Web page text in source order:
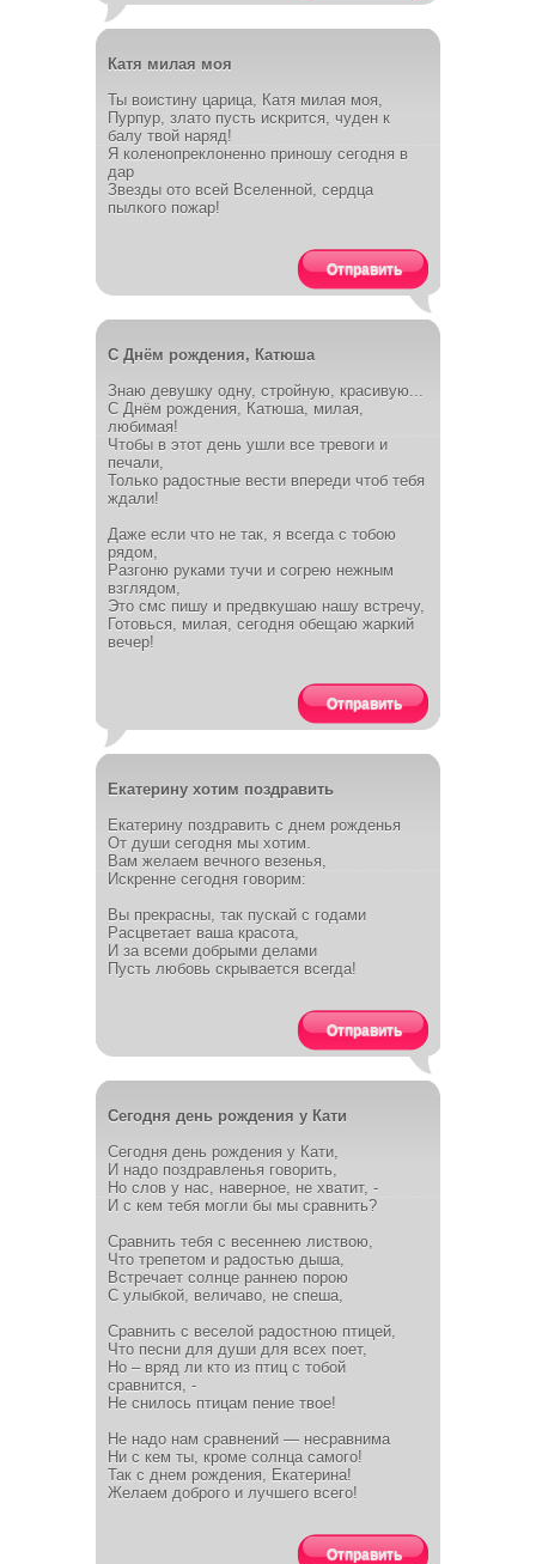
Катя милая моя
Ты воистину царица, Катя милая моя,
Пурпур, злато пусть искрится, чуден к
балу твой наряд!
Я коленопреклоненно приношу сегодня в
дар
Звезды ото всей Вселенной, сердца
пылкого пожар!
Отправить
С Днём рождения, Катюша
Знаю девушку одну, стройную, красивую...
С Днём рождения, Катюша, милая,
любимая!
Чтобы в этот день ушли все тревоги и
печали,
Только радостные вести впереди чтоб тебя
ждали!
Даже если что не так, я всегда с тобою
рядом,
Разгоню руками тучи и согрею нежным
взглядом,
Это смс пишу и предвкушаю нашу встречу,
Готовься, милая, сегодня обещаю жаркий
вечер!
Отправить
Екатерину хотим поздравить
Екатерину поздравить с днем рожденья
От души сегодня мы хотим.
Вам желаем вечного везенья,
Искренне сегодня говорим:
Вы прекрасны, так пускай с годами
Расцветает ваша красота,
И за всеми добрыми делами
Пусть любовь скрывается всегда!
Отправить
Сегодня день рождения у Кати
Сегодня день рождения у Кати,
И надо поздравленья говорить,
Но слов у нас, наверное, не хватит, -
И с кем тебя могли бы мы сравнить?
Сравнить тебя с весеннею листвою,
Что трепетом и радостью дыша,
Встречает солнце раннею порою
С улыбкой, величаво, не спеша,
Сравнить с веселой радостною птицей,
Что песни для души для всех поет,
Но – вряд ли кто из птиц с тобой
сравнится, -
Не снилось птицам пение твое!
Не надо нам сравнений — несравнима
Ни с кем ты, кроме солнца самого!
Так с днем рождения, Екатерина!
Желаем доброго и лучшего всего!
Отправить